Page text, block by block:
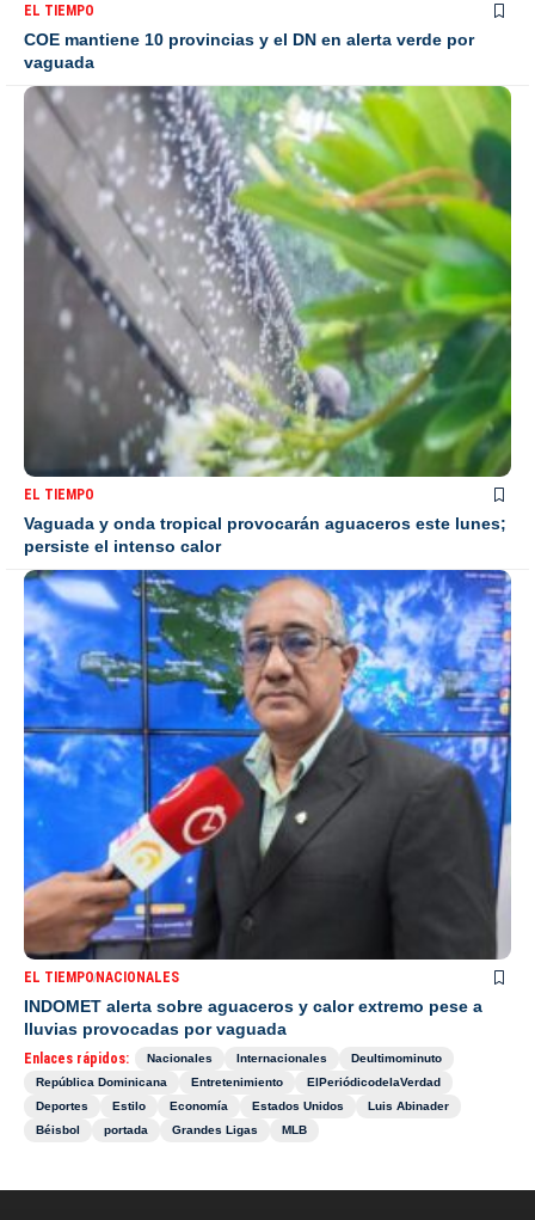
EL TIEMPO
COE mantiene 10 provincias y el DN en alerta verde por
vaguada
EL TIEMPO
Vaguada y onda tropical provocarán aguaceros este lunes;
persiste el intenso calor
EL TIEMPONACIONALES
INDOMET alerta sobre aguaceros y calor extremo pese a
lluvias provocadas por vaguada
Enlaces rápidos: Nacionales Internacionales
Deultimominuto
República Dominicana
Entretenimiento
ElPeriódicodelaVerdad
Deportes
Estilo Economía Estados Unidos
Luis Abinader
Béisbol
portada Grandes Ligas MLB